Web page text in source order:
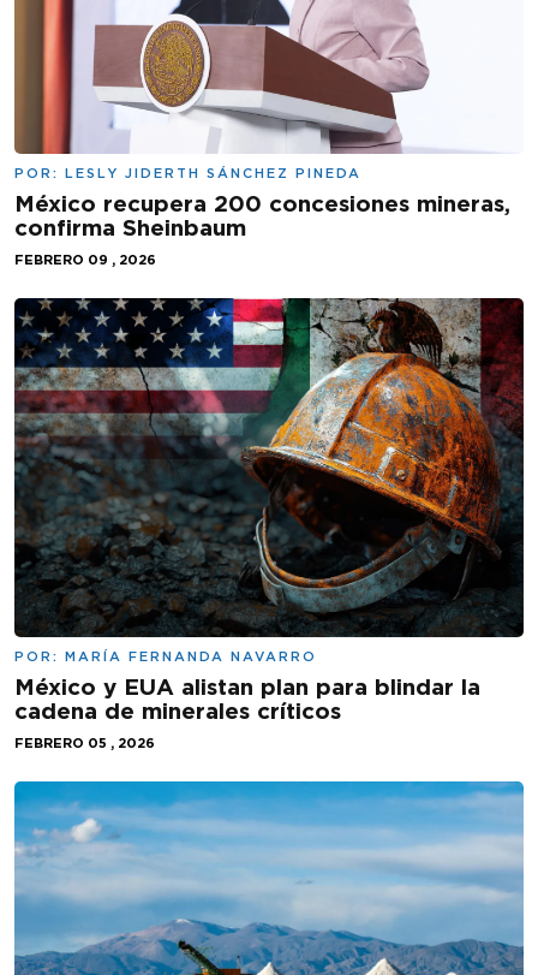
POR: LESLY JIDERTH SÁNCHEZ PINEDA
México recupera 200 concesiones mineras,
confirma Sheinbaum
FEBRERO 09 , 2026
POR: MARÍA FERNANDA NAVARRO
México y EUA alistan plan para blindar la
cadena de minerales críticos
FEBRERO 05 , 2026